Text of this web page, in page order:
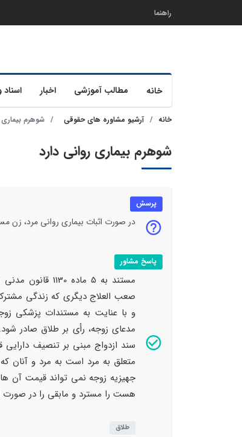
راهنما
خانه مطالب آموزشی اخبار اسناد
خانه آرشیو مشاوره های حقوقی شوهرم بیماری
شوهرم بیماری روانی دارد
پرسش
در صورت اثبات بیماری روانی مرد، زن
پاسخ مشاور
مستند به 5
صعب العلاج دیگری که زندگی
و با عنایت به مستندات پزشکی
مدعای زوجه، رأی بر طلاق صادر
سند ازدواج مبنی بر تنصیف
متعلق به مرد است به مرد و آنان
جهیزیه زوجه نمی تواند قیمت آن
هست را مسترد و مابقی را در صورت
طلاق